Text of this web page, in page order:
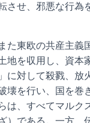
させ、邪悪な行為
た東欧の共産主義
地を収用し、資本
に対して殺戮、放
壊を行い、国を巻
は、すべてマルク